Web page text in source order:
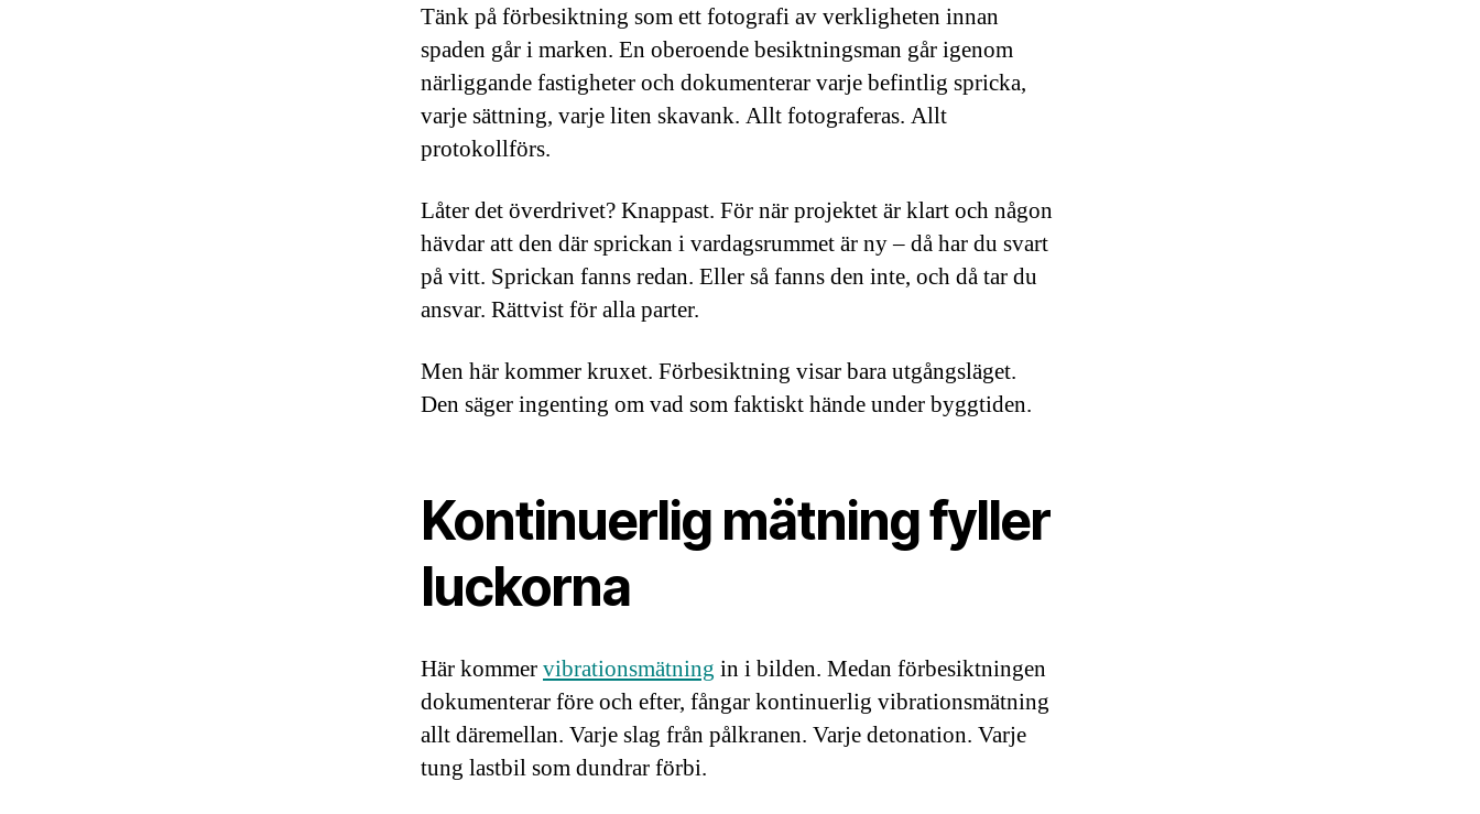
Tänk på förbesiktning som ett fotografi av verkligheten innan
spaden går i marken. En oberoende besiktningsman går igenom
närliggande fastigheter och dokumenterar varje befintlig spricka,
varje sättning, varje liten skavank. Allt fotograferas. Allt
protokollförs.
Låter det överdrivet? Knappast. För när projektet är klart och någon
hävdar att den där sprickan i vardagsrummet är ny – då har du svart
på vitt. Sprickan fanns redan. Eller så fanns den inte, och då tar du
ansvar. Rättvist för alla parter.
Men här kommer kruxet. Förbesiktning visar bara utgångsläget.
Den säger ingenting om vad som faktiskt hände under byggtiden.
Kontinuerlig mätning fyller
luckorna
Här kommervibrationsmätning in i bilden. Medan förbesiktningen
dokumenterar före och efter, fångar kontinuerlig vibrationsmätning
allt däremellan. Varje slag från pålkranen. Varje detonation. Varje
tung lastbil som dundrar förbi.